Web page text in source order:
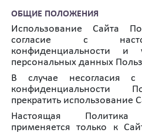
ОБЩИЕ ПОЛОЖЕНИЯ
Использование Сайта
согласие с
конфиденциальности и
персональных данных
В случае несогласия с
конфиденциальности
прекратить использование
Настоящая Политика
применяется только к